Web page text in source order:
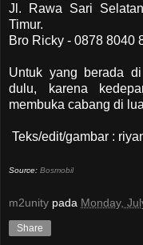
Jl. Rawa Sari
Timur.
Bro Ricky - 0878 8040
Untuk yang berada
dulu, karena
membuka cabang di
Teks/edit/gambar :
Source: Bosmobil
m2unity pada Monday,
Share